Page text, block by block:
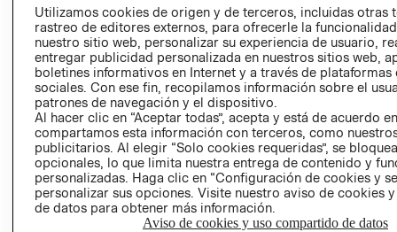
EMPRESARIAL
CONDICIONES
AVISO DE
PRIVACIDAD
GIFT CARD
COOKIES
Utilizamos cookies de origen y de terceros, incluidas otras
rastreo de editores externos, para ofrecerle la
nuestro sitio web, personalizar su experiencia de usuario,
entregar publicidad personalizada en nuestros sitios web,
boletines informativos en Internet y a través de plataformas
sociales. Con ese fin, recopilamos información sobre el
patrones de navegación y el dispositivo.
Al hacer clic en “Aceptar todas”, acepta y está de acuerdo
compartamos esta información con terceros, como
publicitarios. Al elegir “Solo cookies requeridas”, se
opcionales, lo que limita nuestra entrega de contenido y
personalizadas. Haga clic en “Configuración de cookies y
personalizar sus opciones. Visite nuestro aviso de cookies
de datos para obtener más información.
Aviso de cookies y uso compartido de datos